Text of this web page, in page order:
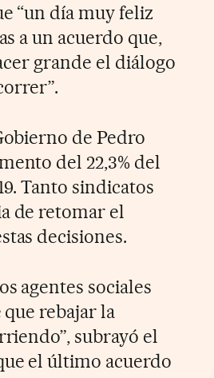
“un día muy feliz
a un acuerdo que,
grande el diálogo
de Pedro
del 22,3% del
Tanto sindicatos
de retomar el
decisiones.
agentes sociales
rebajar la
subrayó el
el último acuerdo